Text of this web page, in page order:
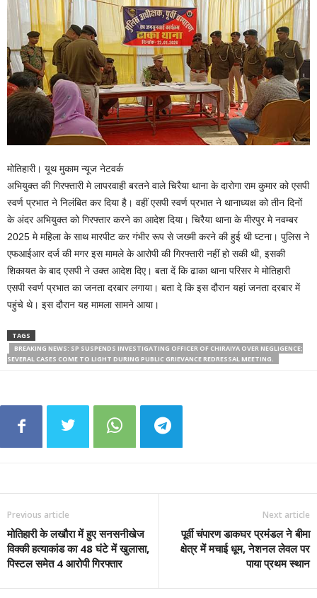
मोतिहारी। यूथ मुकाम न्यूज नेटवर्क
अभियुक्त की गिरफ्तारी मे लापरवाही बरतने वाले चिरैया थाना के दारोगा राम कुमार को एसपी
स्वर्ण प्रभात ने निलंबित कर दिया है। वहीं एसपी स्वर्ण प्रभात ने थानाध्यक्ष को तीन दिनों
के अंदर अभियुक्त को गिरफ्तार करने का आदेश दिया। चिरैया थाना के मीरपुर मे नवम्बर
2025 मे महिला के साथ मारपीट कर गंभीर रूप से जख्मी करने की हुई थी घ्टना। पुलिस ने
एफआईआर दर्ज की मगर इस मामले के आरोपी की गिरफ्तारी नहीं हो सकी थी, इसकी
शिकायत के बाद एसपी ने उक्त आदेश दिए। बता दें कि ढाका थाना परिसर मे मोतिहारी
एसपी स्वर्ण प्रभात का जनता दरबार लगाया। बता दे कि इस दौरान यहां जनता दरबार में
पहुंचे थे। इस दौरान यह मामला सामने आया।
TAGS
BREAKING NEWS: SP SUSPENDS INVESTIGATING OFFICER OF CHIRAIYA OVER NEGLIGENCE;
SEVERAL CASES COME TO LIGHT DURING PUBLIC GRIEVANCE REDRESSAL MEETING.
Previous article
मोतिहारी के लखौरा में हुए सनसनीखेज
विक्की हत्याकांड का 48 घंटे में खुलासा,
पिस्टल समेत 4 आरोपी गिरफ्तार
Next article
पूर्वी चंपारण डाकघर प्रमंडल ने बीमा
क्षेत्र में मचाई धूम, नेशनल लेवल पर
पाया प्रथम स्थान